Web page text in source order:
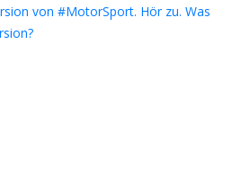
von #MotorSport. Hör zu. Was